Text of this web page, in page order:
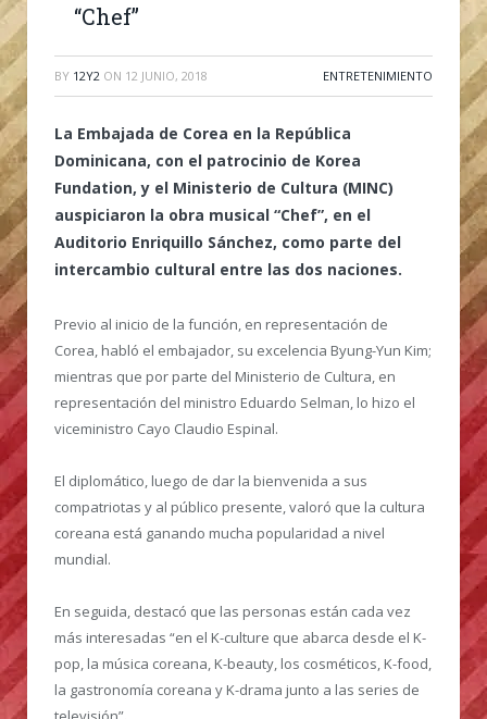
“Chef”
BY 12Y2 ON 12 JUNIO, 2018 ENTRETENIMIENTO
La Embajada de Corea en la República
Dominicana, con el patrocinio de Korea
Fundation, y el Ministerio de Cultura (MINC)
auspiciaron la obra musical “Chef”, en el
Auditorio Enriquillo Sánchez, como parte del
intercambio cultural entre las dos naciones.
Previo al inicio de la función, en representación de
Corea, habló el embajador, su excelencia Byung-Yun Kim;
mientras que por parte del Ministerio de Cultura, en
representación del ministro Eduardo Selman, lo hizo el
viceministro Cayo Claudio Espinal.
El diplomático, luego de dar la bienvenida a sus
compatriotas y al público presente, valoró que la cultura
coreana está ganando mucha popularidad a nivel
mundial.
En seguida, destacó que las personas están cada vez
más interesadas “en el K-culture que abarca desde el K-
pop, la música coreana, K-beauty, los cosméticos, K-food,
la gastronomía coreana y K-drama junto a las series de